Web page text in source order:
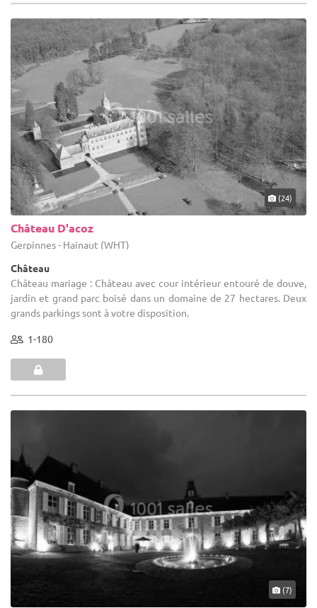
(24)
Château D'acoz
Gerpinnes - Hainaut (WHT)
Château
Château mariage : Château avec cour intérieur entouré de douve,
jardin et grand parc boisé dans un domaine de 27 hectares. Deux
grands parkings sont à votre disposition.
1-180
(7)